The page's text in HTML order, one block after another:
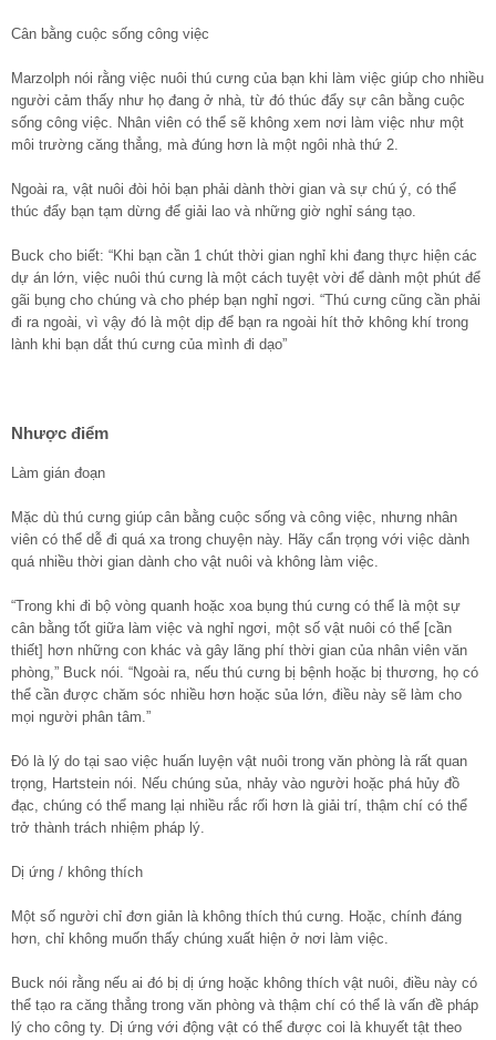
Cân bằng cuộc sống công việc
Marzolph nói rằng việc nuôi thú cưng của bạn khi làm việc giúp cho nhiều
người cảm thấy như họ đang ở nhà, từ đó thúc đẩy sự cân bằng cuộc
sống công việc. Nhân viên có thể sẽ không xem nơi làm việc như một
môi trường căng thẳng, mà đúng hơn là một ngôi nhà thứ 2.
Ngoài ra, vật nuôi đòi hỏi bạn phải dành thời gian và sự chú ý, có thể
thúc đẩy bạn tạm dừng để giải lao và những giờ nghỉ sáng tạo.
Buck cho biết: “Khi bạn cần 1 chút thời gian nghỉ khi đang thực hiện các
dự án lớn, việc nuôi thú cưng là một cách tuyệt vời để dành một phút để
gãi bụng cho chúng và cho phép bạn nghỉ ngơi. “Thú cưng cũng cần phải
đi ra ngoài, vì vậy đó là một dịp để bạn ra ngoài hít thở không khí trong
lành khi bạn dắt thú cưng của mình đi dạo”
Nhược điểm
Làm gián đoạn
Mặc dù thú cưng giúp cân bằng cuộc sống và công việc, nhưng nhân
viên có thể dễ đi quá xa trong chuyện này. Hãy cẩn trọng với việc dành
quá nhiều thời gian dành cho vật nuôi và không làm việc.
“Trong khi đi bộ vòng quanh hoặc xoa bụng thú cưng có thể là một sự
cân bằng tốt giữa làm việc và nghỉ ngơi, một số vật nuôi có thể [cần
thiết] hơn những con khác và gây lãng phí thời gian của nhân viên văn
phòng,” Buck nói. “Ngoài ra, nếu thú cưng bị bệnh hoặc bị thương, họ có
thể cần được chăm sóc nhiều hơn hoặc sủa lớn, điều này sẽ làm cho
mọi người phân tâm.”
Đó là lý do tại sao việc huấn luyện vật nuôi trong văn phòng là rất quan
trọng, Hartstein nói. Nếu chúng sủa, nhảy vào người hoặc phá hủy đồ
đạc, chúng có thể mang lại nhiều rắc rối hơn là giải trí, thậm chí có thể
trở thành trách nhiệm pháp lý.
Dị ứng / không thích
Một số người chỉ đơn giản là không thích thú cưng. Hoặc, chính đáng
hơn, chỉ không muốn thấy chúng xuất hiện ở nơi làm việc.
Buck nói rằng nếu ai đó bị dị ứng hoặc không thích vật nuôi, điều này có
thể tạo ra căng thẳng trong văn phòng và thậm chí có thể là vấn đề pháp
lý cho công ty. Dị ứng với động vật có thể được coi là khuyết tật theo